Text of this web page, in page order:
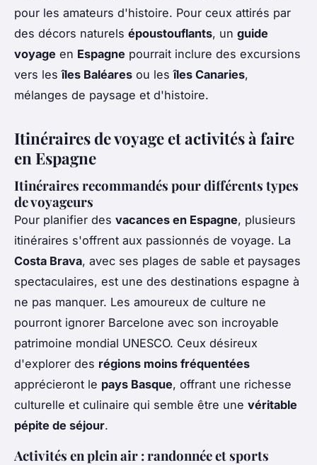
pour les amateurs d'histoire. Pour ceux attirés par
des décors naturels époustouflants, un guide
voyage en Espagne pourrait inclure des excursions
vers lesîles Baléares ou lesîles Canaries,
mélanges de paysage et d'histoire.
Itinéraires de voyage et activités à faire
en Espagne
Itinéraires recommandés pour différents types
de voyageurs
Pour planifier des vacances en Espagne, plusieurs
itinéraires s'offrent aux passionnés de voyage. La
Costa Brava, avec ses plages de sable et paysages
spectaculaires, est une des destinations espagne à
ne pas manquer. Les amoureux de culture ne
pourront ignorer Barcelone avec son incroyable
patrimoine mondial UNESCO. Ceux désireux
d'explorer des régions moins fréquentées
apprécieront le pays Basque, offrant une richesse
culturelle et culinaire qui semble être une véritable
pépite de séjour.
Activités en plein air : randonnée et sports